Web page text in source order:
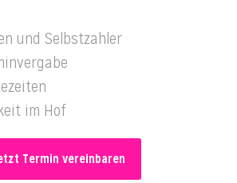
und Selbstzahler
im Hof
Termin vereinbaren